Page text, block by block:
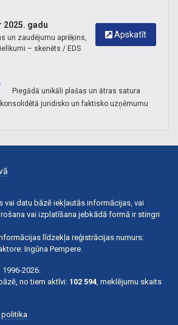
Apskatīt
2025. gadu
un zaudējumu aprēķins,
– skenēts / EDS
Piegādā unikāli plašas un ātras satura
juridisko un faktisko uzņēmumu
vai datu bāzē iekļautās informācijas, vai
vai izplatīšana jebkādā formā ir stingri
līdzekļa reģistrācijas numurs:
Ingūna Pempere.
2026.
no tiem aktīvi: 102 594, meklējumu skaits
politika